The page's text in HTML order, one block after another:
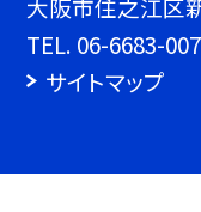
大阪市住之江区
TEL. 06-6683-
サイトマップ